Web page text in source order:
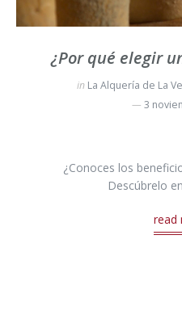
¿Por qué elegir
in La Alquería de La
3
¿Conoces los
Descúbrelo
read